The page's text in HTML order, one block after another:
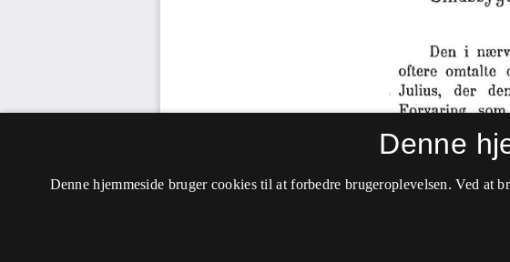
Denne
Denne hjemmeside bruger cookies til at forbedre brugeroplevelsen. Ved at